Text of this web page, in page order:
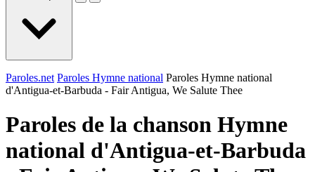
Paroles.net Paroles Hymne national Paroles Hymne national
d'Antigua-et-Barbuda - Fair Antigua, We Salute Thee
Paroles de la chanson Hymne
national d'Antigua-et-Barbuda